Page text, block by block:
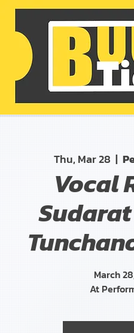
Thu, Mar 28
  |
Vocal
March
At